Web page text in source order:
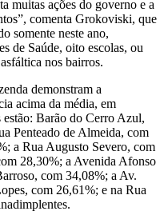
muitas ações do governo e a
comenta Grokoviski, que
somente neste ano,
de Saúde, oito escolas, ou
nos bairros.
demonstram a
acima da média, em
Barão do Cerro Azul,
Penteado de Almeida, com
a Rua Augusto Severo, com
28,30%; a Avenida Afonso
com 34,08%; a Av.
com 26,61%; e na Rua